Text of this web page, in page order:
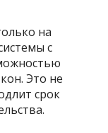
на
с
Это не
срок